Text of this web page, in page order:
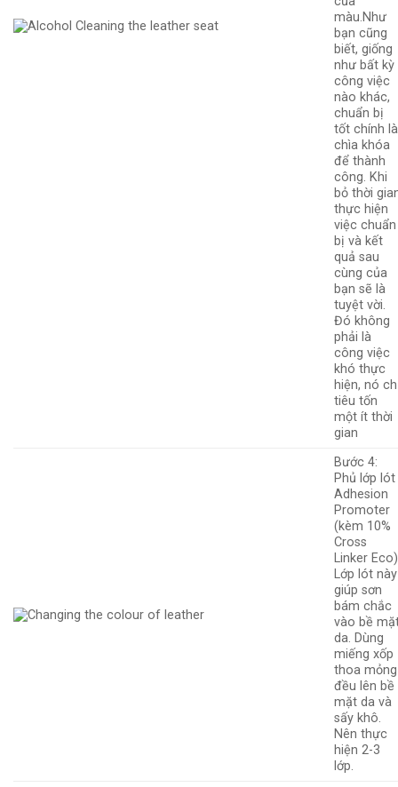
màu.Như
bạn cũng
biết, giống
như bất kỳ
công việc
nào khác,
chuẩn bị
tốt chính là
chìa khóa
để thành
công. Khi
bỏ thời
thực hiện
việc chuẩn
bị và kết
quả sau
cùng của
bạn sẽ là
tuyệt vời.
Đó không
phải là
công việc
khó thực
hiện, nó
tiêu tốn
một ít thời
gian
Bước 4:
Phủ lớp lót
Adhesion
Promoter
(kèm 10%
Cross
Linker
Lớp lót này
giúp sơn
bám chắc
vào bề
da. Dùng
miếng xốp
thoa mỏng
đều lên bề
mặt da và
sấy khô.
Nên thực
hiện 2-3
lớp.